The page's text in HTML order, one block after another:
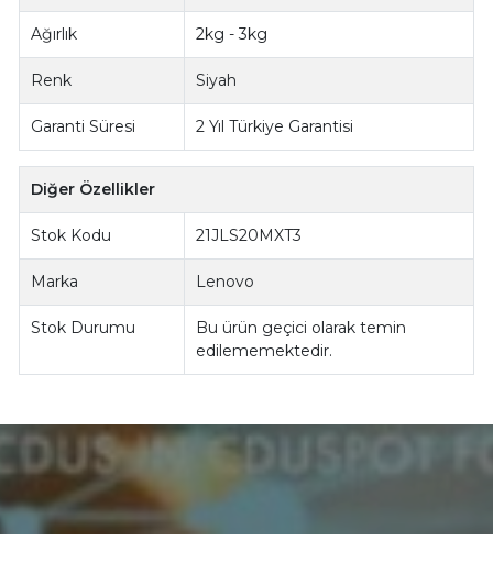
Ağırlık 2kg - 3kg
Renk Siyah
Garanti Süresi 2 Yıl Türkiye Garantisi
Diğer Özellikler
Stok Kodu 21JLS20MXT3
Marka Lenovo
Stok Durumu
Bu ürün geçici olarak temin
edilememektedir.